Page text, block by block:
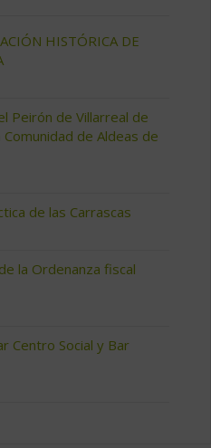
HISTÓRICA DE
Peirón de Villarreal de
de Aldeas de
de las Carrascas
la Ordenanza fiscal
Centro Social y Bar